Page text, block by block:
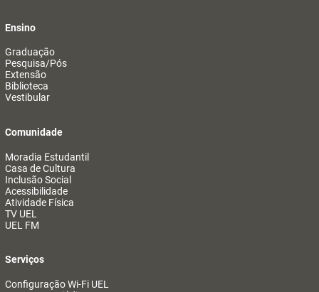
Ensino
Graduação
Pesquisa/Pós
Extensão
Biblioteca
Vestibular
Comunidade
Moradia Estudantil
Casa de Cultura
Inclusão Social
Acessibilidade
Atividade Física
TV UEL
UEL FM
Serviços
Configuração Wi-Fi UEL